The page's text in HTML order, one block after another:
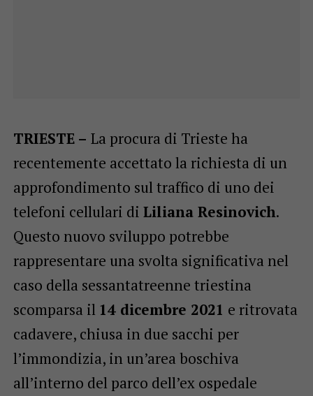
TRIESTE – La procura di Trieste ha
recentemente accettato la richiesta di un
approfondimento sul traffico di uno dei
telefoni cellulari di Liliana Resinovich.
Questo nuovo sviluppo potrebbe
rappresentare una svolta significativa nel
caso della sessantatreenne triestina
scomparsa il 14 dicembre 2021 e ritrovata
cadavere, chiusa in due sacchi per
l’immondizia, in un’area boschiva
all’interno del parco dell’ex ospedale